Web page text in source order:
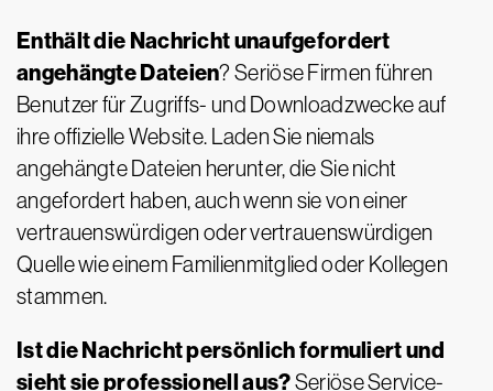
Enthält die Nachricht unaufgefordert
angehängte Dateien? Seriöse Firmen führen
Benutzer für Zugriffs- und Downloadzwecke auf
ihre offizielle Website. Laden Sie niemals
angehängte Dateien herunter, die Sie nicht
angefordert haben, auch wenn sie von einer
vertrauenswürdigen oder vertrauenswürdigen
Quelle wie einem Familienmitglied oder Kollegen
stammen.
Ist die Nachricht persönlich formuliert und
sieht sie professionell aus?Seriöse Service-